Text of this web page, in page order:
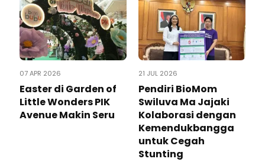
07 APR 2026
Easter di Garden of
Little Wonders PIK
Avenue Makin Seru
21 JUL 2026
Pendiri BioMom
Swiluva Ma Jajaki
Kolaborasi dengan
Kemendukbangga
untuk Cegah
Stunting